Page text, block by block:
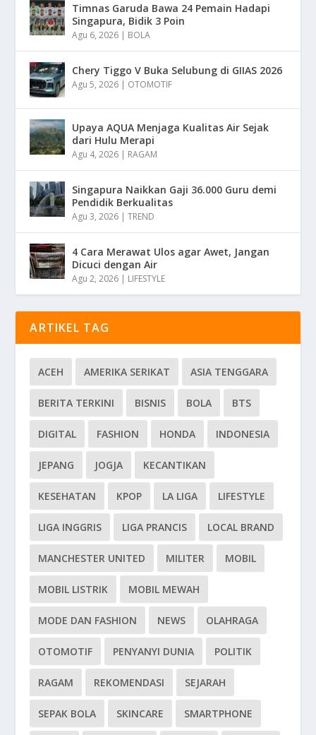
Timnas Garuda Bawa 24 Pemain Hadapi
Singapura, Bidik 3 Poin
Agu 6, 2026 | BOLA
Chery Tiggo V Buka Selubung di GIIAS 2026
Agu 5, 2026 | OTOMOTIF
Upaya AQUA Menjaga Kualitas Air Sejak
dari Hulu Merapi
Agu 4, 2026 | RAGAM
Singapura Naikkan Gaji 36.000 Guru demi
Pendidik Berkualitas
Agu 3, 2026 |TREND
4 Cara Merawat Ulos agar Awet, Jangan
Dicuci dengan Air
Agu 2, 2026 | LIFESTYLE
ARTIKEL TAG
ACEH AMERIKA SERIKAT ASIA TENGGARA
BERITA TERKINI BISNIS BOLA BTS
DIGITAL FASHION HONDA INDONESIA
JEPANG JOGJA KECANTIKAN
KESEHATAN KPOP LA LIGA LIFESTYLE
LIGA INGGRIS LIGA PRANCIS LOCAL BRAND
MANCHESTER UNITED MILITER MOBIL
MOBIL LISTRIK MOBIL MEWAH
MODE DAN FASHION NEWS OLAHRAGA
OTOMOTIF PENYANYI DUNIA POLITIK
RAGAM REKOMENDASI SEJARAH
SEPAK BOLA SKINCARE SMARTPHONE